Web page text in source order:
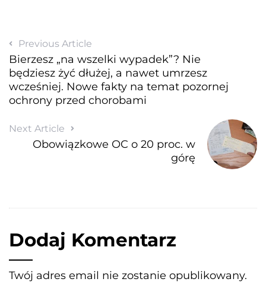
Previous Article
Bierzesz „na wszelki wypadek”? Nie
będziesz żyć dłużej, a nawet umrzesz
wcześniej. Nowe fakty na temat pozornej
ochrony przed chorobami
Next Article
Obowiązkowe OC o 20 proc. w
górę
Dodaj Komentarz
Twój adres email nie zostanie opublikowany.